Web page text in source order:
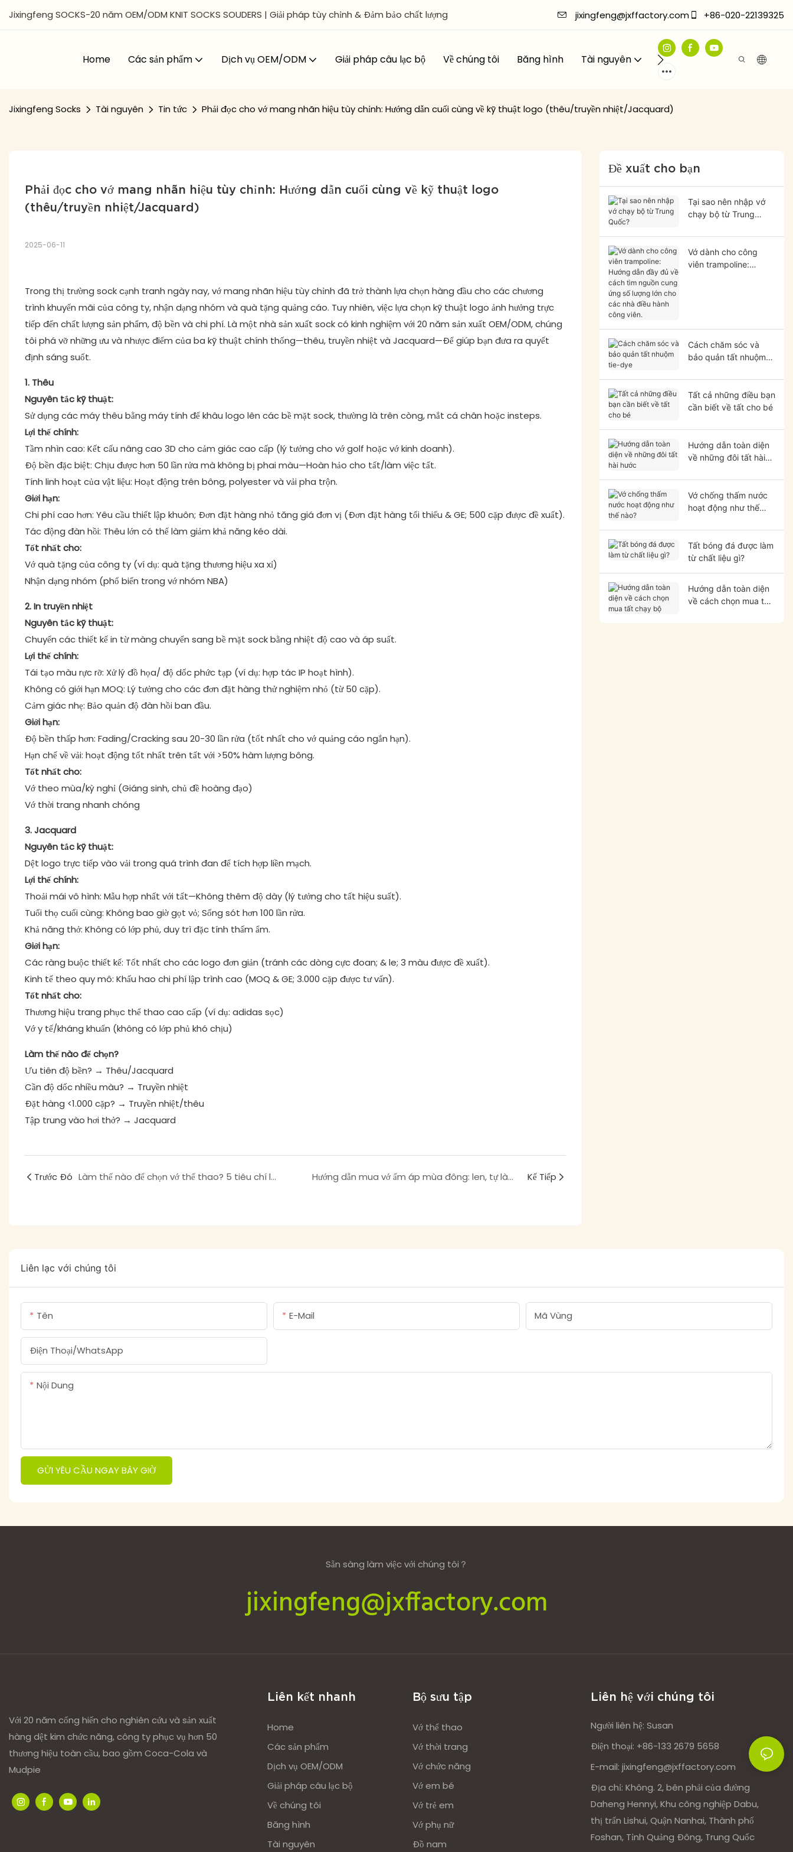
Jixingfeng SOCKS-20 năm OEM/ODM KNIT SOCKS SOUDERS | Giải pháp tùy chỉnh & Đảm bảo chất lượng jixingfeng@jxffactory.com +86-020-22139325
Home Các sản phẩm Dịch vụ OEM/ODM Giải pháp câu lạc bộ Về chúng tôi Băng hình Tài nguyên Liên hệ với chúng tôi
Jixingfeng Socks Tài nguyên Tin tức Phải đọc cho vớ mang nhãn hiệu tùy chỉnh: Hướng dẫn cuối cùng về kỹ thuật logo (thêu/truyền nhiệt/Jacquard)
Phải đọc cho vớ mang nhãn hiệu tùy chỉnh: Hướng dẫn cuối cùng về kỹ thuật logo
(thêu/truyền nhiệt/Jacquard)
2025-06-11
Trong thị trường sock cạnh tranh ngày nay, vớ mang nhãn hiệu tùy chỉnh đã trở thành lựa chọn hàng đầu cho các chương
trình khuyến mãi của công ty, nhận dạng nhóm và quà tặng quảng cáo. Tuy nhiên, việc lựa chọn kỹ thuật logo ảnh hưởng trực
tiếp đến chất lượng sản phẩm, độ bền và chi phí. Là một nhà sản xuất sock có kinh nghiệm với 20 năm sản xuất OEM/ODM, chúng
tôi phá vỡ những ưu và nhược điểm của ba kỹ thuật chính thống—thêu, truyền nhiệt và Jacquard—Để giúp bạn đưa ra quyết
định sáng suốt.
1. Thêu
Nguyên tắc kỹ thuật:
Sử dụng các máy thêu bằng máy tính để khâu logo lên các bề mặt sock, thường là trên còng, mắt cá chân hoặc insteps.
Lợi thế chính:
Tầm nhìn cao: Kết cấu nâng cao 3D cho cảm giác cao cấp (lý tưởng cho vớ golf hoặc vớ kinh doanh).
Độ bền đặc biệt: Chịu được hơn 50 lần rửa mà không bị phai màu—Hoàn hảo cho tất/làm việc tất.
Tính linh hoạt của vật liệu: Hoạt động trên bông, polyester và vải pha trộn.
Giới hạn:
Chi phí cao hơn: Yêu cầu thiết lập khuôn; Đơn đặt hàng nhỏ tăng giá đơn vị (Đơn đặt hàng tối thiểu & GE; 500 cặp được đề xuất).
Tác động đàn hồi: Thêu lớn có thể làm giảm khả năng kéo dài.
Tốt nhất cho:
Vớ quà tặng của công ty (ví dụ: quà tặng thương hiệu xa xỉ)
Nhận dạng nhóm (phổ biến trong vớ nhóm NBA)
2. In truyền nhiệt
Nguyên tắc kỹ thuật:
Chuyển các thiết kế in từ màng chuyển sang bề mặt sock bằng nhiệt độ cao và áp suất.
Lợi thế chính:
Tái tạo màu rực rỡ: Xử lý đồ họa/ độ dốc phức tạp (ví dụ: hợp tác IP hoạt hình).
Không có giới hạn MOQ: Lý tưởng cho các đơn đặt hàng thử nghiệm nhỏ (từ 50 cặp).
Cảm giác nhẹ: Bảo quản độ đàn hồi ban đầu.
Giới hạn:
Độ bền thấp hơn: Fading/Cracking sau 20-30 lần rửa (tốt nhất cho vớ quảng cáo ngắn hạn).
Hạn chế về vải: hoạt động tốt nhất trên tất với >50% hàm lượng bông.
Tốt nhất cho:
Vớ theo mùa/kỳ nghỉ (Giáng sinh, chủ đề hoàng đạo)
Vớ thời trang nhanh chóng
3. Jacquard
Nguyên tắc kỹ thuật:
Dệt logo trực tiếp vào vải trong quá trình đan để tích hợp liền mạch.
Lợi thế chính:
Thoải mái vô hình: Mẫu hợp nhất với tất—Không thêm độ dày (lý tưởng cho tất hiệu suất).
Tuổi thọ cuối cùng: Không bao giờ gọt vỏ; Sống sót hơn 100 lần rửa.
Khả năng thở: Không có lớp phủ, duy trì đặc tính thấm ẩm.
Giới hạn:
Các ràng buộc thiết kế: Tốt nhất cho các logo đơn giản (tránh các dòng cực đoan; & le; 3 màu được đề xuất).
Kinh tế theo quy mô: Khấu hao chi phí lập trình cao (MOQ & GE; 3.000 cặp được tư vấn).
Tốt nhất cho:
Thương hiệu trang phục thể thao cao cấp (ví dụ: adidas sọc)
Vớ y tế/kháng khuẩn (không có lớp phủ khó chịu)
Làm thế nào để chọn?
Ưu tiên độ bền? → Thêu/Jacquard
Cần độ dốc nhiều màu? → Truyền nhiệt
Đặt hàng <1.000 cặp? → Truyền nhiệt/thêu
Tập trung vào hơi thở? → Jacquard
Trước Đó Làm thế nào để chọn vớ thể thao? 5 tiêu chí lựa chọn vận động viên chuyên nghiệp thề bằng cách Hướng dẫn mua vớ ấm áp mùa đông: len, tự làm nóng hoặc nhiệt? Cái nào phù hợp với bạn? Kế Tiếp
Đề xuất cho bạn
Tại sao nên nhập vớ
chạy bộ từ Trung
Vớ dành cho công
viên trampoline:
Cách chăm sóc và
bảo quản tất nhuộm
Tất cả những điều bạn
cần biết về tất cho bé
Hướng dẫn toàn diện
về những đôi tất hài
Vớ chống thấm nước
hoạt động như thế
Tất bóng đá được làm
từ chất liệu gì?
Hướng dẫn toàn diện
về cách chọn mua tất
Liên lạc với chúng tôi
Tên E-Mail Mã Vùng
Điện Thoại/WhatsApp
Nội Dung
GỬI YÊU CẦU NGAY BÂY GIỜ
Sẵn sàng làm việc với chúng tôi？
jixingfeng@jxffactory.com
Với 20 năm cống hiến cho nghiên cứu và sản xuất
hàng dệt kim chức năng, công ty phục vụ hơn 50
thương hiệu toàn cầu, bao gồm Coca-Cola và
Mudpie
Liên kết nhanh
Home
Các sản phẩm
Dịch vụ OEM/ODM
Giải pháp câu lạc bộ
Về chúng tôi
Băng hình
Tài nguyên
Bộ sưu tập
Vớ thể thao
Vớ thời trang
Vớ chức năng
Vớ em bé
Vớ trẻ em
Vớ phụ nữ
Đồ nam
Liên hệ với chúng tôi
Người liên hệ: Susan
Điện thoại: +86-133 2679 5658
E-mail: jixingfeng@jxffactory.com
Địa chỉ: Không. 2, bên phải của đường
Daheng Hennyi, Khu công nghiệp Dabu,
thị trấn Lishui, Quận Nanhai, Thành phố
Foshan, Tỉnh Quảng Đông, Trung Quốc